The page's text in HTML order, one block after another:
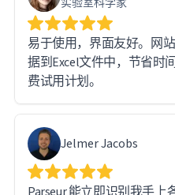
实验室科学家
易于使用，界面友好。网
据到Excel文件中，节省时
费试用计划。
Jelmer Jacobs